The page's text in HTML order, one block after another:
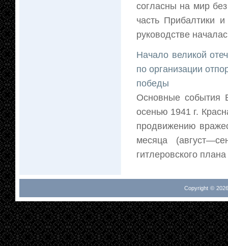
согласны на мир
часть Прибалтики
руководстве
Начало великой
по организации
победы
Основные события
осенью 1941 г.
продвижению
месяца
гитлеровского
Copyright ©